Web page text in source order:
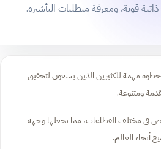
مهمة للكثيرين الذين يسعون لتحقيق
ومتنوعة.
في مختلف القطاعات، مما يجعلها وجهة
العالم.